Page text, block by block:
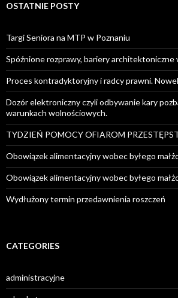
OSTATNIE POSTY
Targi Seniora na MTP w Poznaniu
Spóźnione rozprawy, bariery architektoniczne
Proces kontradyktoryjny i radcy prawni.
Dozór elektroniczny czyli odbywanie kary
warunkach wolnościowych.
TYDZIEŃ POMOCY OFIAROM
Obowiązek alimentacyjny wobec byłego
Obowiązek alimentacyjny wobec byłego
Wydłużony termin przedawnienia roszczeń
CATEGORIES
administracyjne